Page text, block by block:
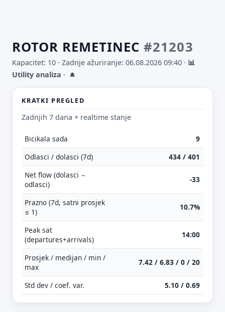
ROTOR REMETINEC#21203
Kapacitet: 10 · Zadnje ažuriranje: 06.08.2026 09:40 · 📊
Utility analiza · 🔔
KRATKI PREGLED
Zadnjih 7 dana + realtime stanje
Bicikala sada
9
Odlasci / dolasci (7d)
434 / 401
Net flow (dolasci −
odlasci)
-33
Prazno (7d, satni prosjek
≤ 1)
10.7%
Peak sat
(departures+arrivals)
14:00
Prosjek / medijan / min /
max
7.42 / 6.83 / 0 / 20
Std dev / coef. var. 5.10 / 0.69